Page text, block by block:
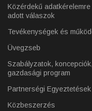
Közérdekű adatkérelemre
adott válaszok
Tevékenységek és
Üvegzseb
Szabályzatok, koncepciók,
gazdasági program
Partnerségi Egyeztetések
Közbeszerzés